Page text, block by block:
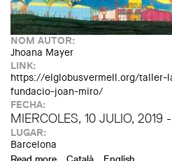
NOM AUTOR:
Jhoana Mayer
LINK:
https://elglobusvermell.org/
fundacio-joan-miro/
FECHA:
MIERCOLES, 10 JULIO, 2019 -
LUGAR:
Barcelona